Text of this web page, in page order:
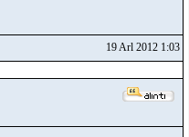
19 Arl 2012 1:03